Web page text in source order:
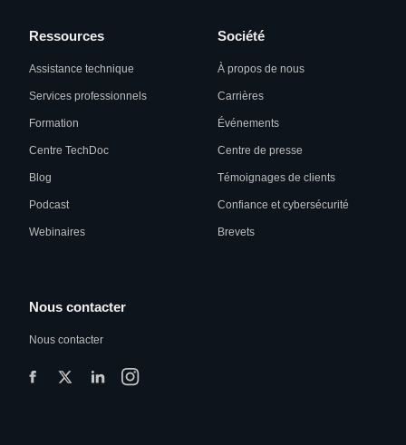
Ressources
Assistance technique
Services professionnels
Formation
Centre TechDoc
Blog
Podcast
Webinaires
Société
À propos de nous
Carrières
Événements
Centre de presse
Témoignages de clients
Confiance et cybersécurité
Brevets
Nous contacter
Nous contacter